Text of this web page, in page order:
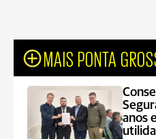
MAIS PONTA
anos